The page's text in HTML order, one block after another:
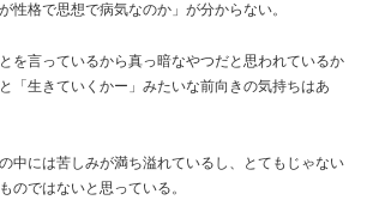
性格で思想で病気なのか」が分からない。
を言っているから真っ暗なやつだと思われているか
「生きていくかー」みたいな前向きの気持ちはあ
中には苦しみが満ち溢れているし、とてもじゃない
のではないと思っている。